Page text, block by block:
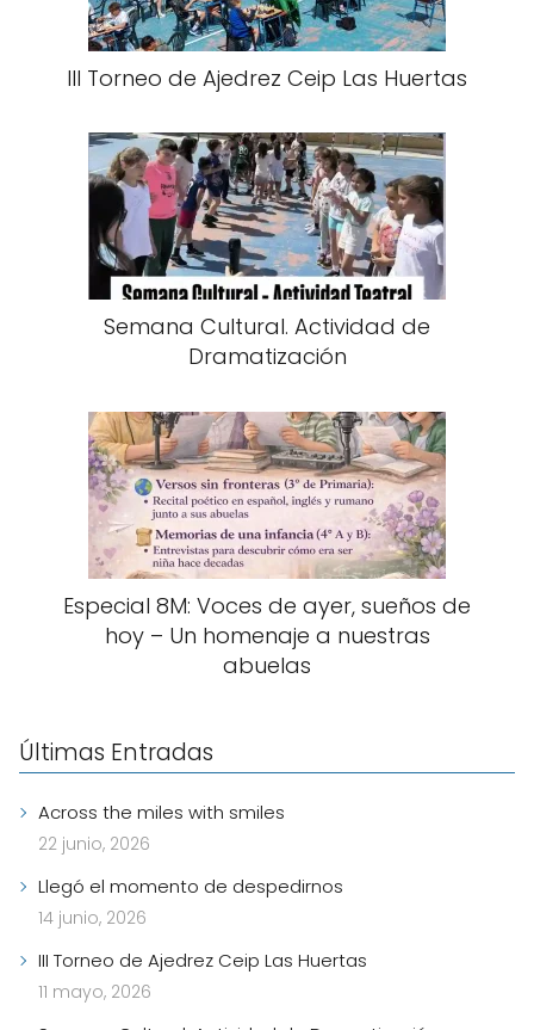
III Torneo de Ajedrez Ceip Las Huertas
Semana Cultural. Actividad de
Dramatización
Especial 8M: Voces de ayer, sueños de
hoy – Un homenaje a nuestras
abuelas
Últimas Entradas
Across the miles with smiles
22 junio, 2026
Llegó el momento de despedirnos
14 junio, 2026
III Torneo de Ajedrez Ceip Las Huertas
11 mayo, 2026